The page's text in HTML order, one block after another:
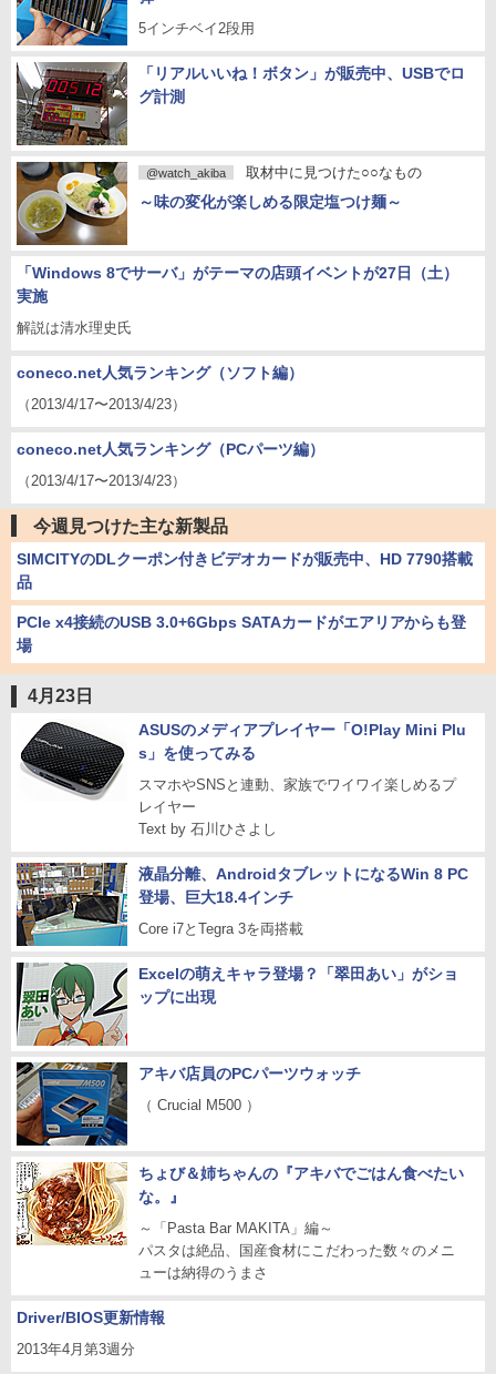
5インチベイ2段用
「リアルいいね！ボタン」が販売中、USBでロ
グ計測
@watch_akiba 取材中に見つけた○○なもの
～味の変化が楽しめる限定塩つけ麺～
「Windows 8でサーバ」がテーマの店頭イベントが27日（土）
実施
解説は清水理史氏
coneco.net人気ランキング（ソフト編）
（2013/4/17〜2013/4/23）
coneco.net人気ランキング（PCパーツ編）
（2013/4/17〜2013/4/23）
今週見つけた主な新製品
SIMCITYのDLクーポン付きビデオカードが販売中、HD 7790搭載
品
PCIe x4接続のUSB 3.0+6Gbps SATAカードがエアリアからも登
場
4月23日
ASUSのメディアプレイヤー「O!Play Mini Plu
s」を使ってみる
スマホやSNSと連動、家族でワイワイ楽しめるプ
レイヤー
Text by 石川ひさよし
液晶分離、AndroidタブレットになるWin 8 PC
登場、巨大18.4インチ
Core i7とTegra 3を両搭載
Excelの萌えキャラ登場？「翠田あい」がショ
ップに出現
アキバ店員のPCパーツウォッチ
（ Crucial M500 ）
ちょび＆姉ちゃんの『アキバでごはん食べたい
な。』
～「Pasta Bar MAKITA」編～
パスタは絶品、国産食材にこだわった数々のメニ
ューは納得のうまさ
Driver/BIOS更新情報
2013年4月第3週分